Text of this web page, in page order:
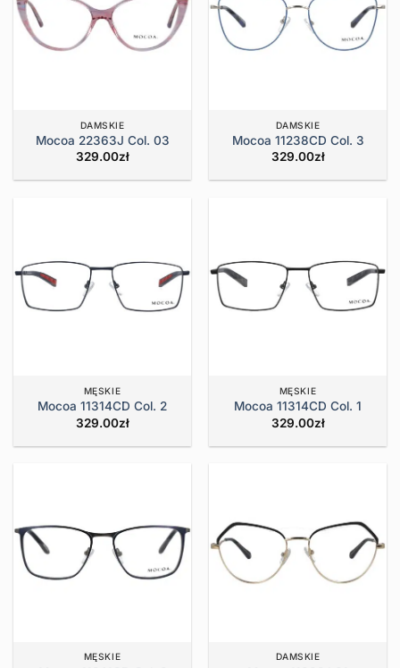
DAMSKIE
Mocoa 22363J Col. 03
329.00zł
DAMSKIE
Mocoa 11238CD Col. 3
329.00zł
MĘSKIE
Mocoa 11314CD Col. 2
329.00zł
MĘSKIE
Mocoa 11314CD Col. 1
329.00zł
MĘSKIE DAMSKIE